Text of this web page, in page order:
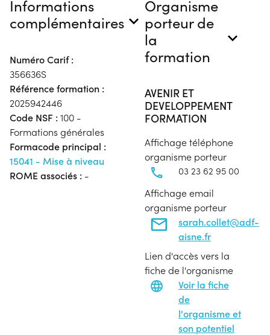
Informations
complémentaires
Numéro Carif :
356636S
Référence formation :
2025942446
Code NSF : 100 -
Formations générales
Formacode principal :
15041 - Mise à niveau
ROME associés : -
Organisme
porteur de
la
formation
AVENIR ET
DEVELOPPEMENT
FORMATION
Affichage téléphone
organisme porteur
03 23 62 95 00
Affichage email
organisme porteur
sarah.collet@adf-
aisne.fr
Lien d'accès vers la
fiche de l'organisme
Voir la fiche
de
l'organisme et
son potentiel